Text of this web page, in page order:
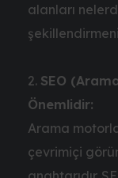
alanları
SEO
Önemlidir:
Arama
çevrimiçi